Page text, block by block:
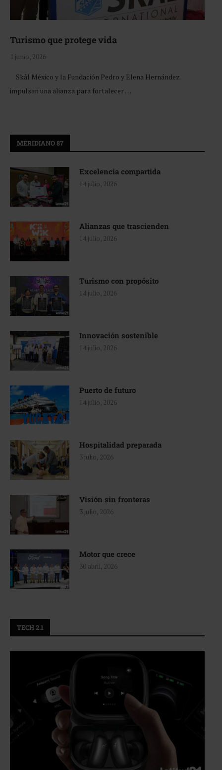
Turismo que protege vida
1 junio, 2026
Skål México y la Fundación Pedro y Elena Hernández
impulsan una alianza para fortalecer …
MERIDIANO 87
Excelencia compartida
14 julio, 2026
Alianzas que trascienden
14 julio, 2026
Turismo con propósito
14 julio, 2026
Innovación sostenible
14 julio, 2026
Puerto de futuro
14 julio, 2026
Hospitalidad preparada
3 julio, 2026
Visión sin fronteras
3 julio, 2026
Motor que crece
30 abril, 2026
TECH 2.1